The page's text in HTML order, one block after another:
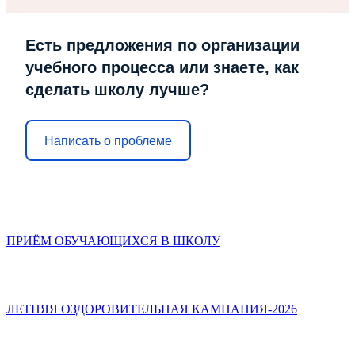
Есть предложения по организации
учебного процесса или знаете, как
сделать школу лучше?
Написать о проблеме
ПРИЁМ ОБУЧАЮЩИХСЯ В ШКОЛУ
ЛЕТНЯЯ ОЗДОРОВИТЕЛЬНАЯ КАМПАНИЯ-2026